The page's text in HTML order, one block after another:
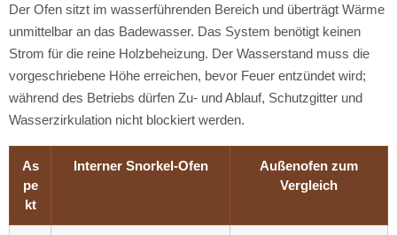
Der Ofen sitzt im wasserführenden Bereich und überträgt Wärme
unmittelbar an das Badewasser. Das System benötigt keinen
Strom für die reine Holzbeheizung. Der Wasserstand muss die
vorgeschriebene Höhe erreichen, bevor Feuer entzündet wird;
während des Betriebs dürfen Zu- und Ablauf, Schutzgitter und
Wasserzirkulation nicht blockiert werden.
As
pe
kt
Interner Snorkel-Ofen
Außenofen zum
Vergleich